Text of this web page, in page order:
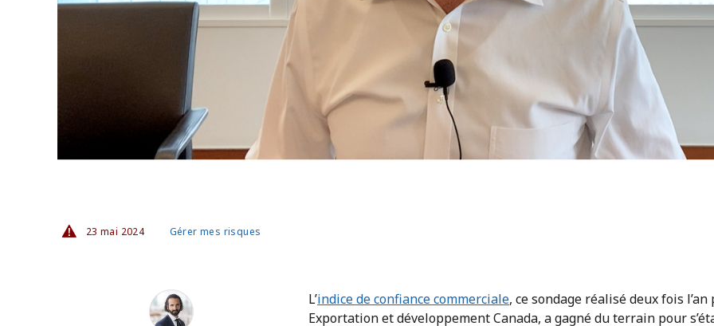
23 mai 2024 Gérer mes risques
Stuart Bergman L’indice de confiance commerciale, ce sondage réalisé deux fois l’an
Exportation et développement Canada, a gagné du terrain pour